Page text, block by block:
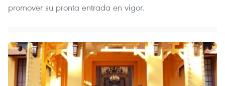
promover su pronta entrada en vigor.